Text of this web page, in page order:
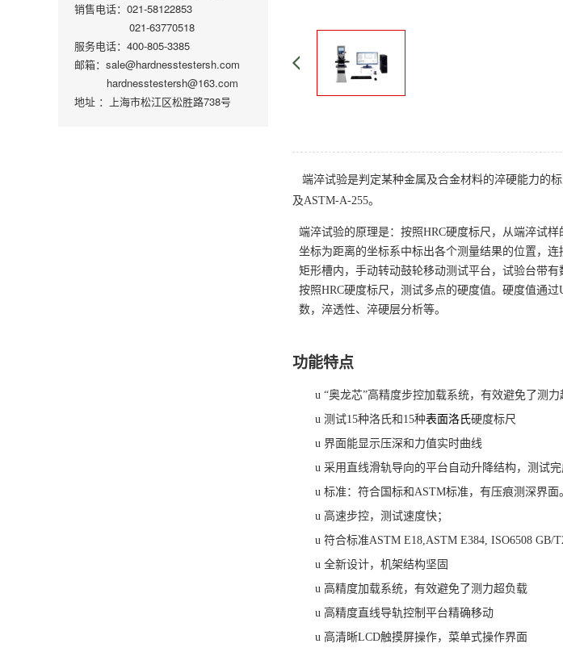
销售电话：021-58122853
021-63770518
服务电话：400-805-3385
邮箱：sale@hardnesstestersh.com
hardnesstestersh@163.com
地址 ：上海市松江区松胜路738号
端淬试验是判定某种金属及合金材料的淬硬能力的标
及ASTM-A-255。
端淬试验的原理是：按照HRC硬度标尺，从端淬试
坐标为距离的坐标系中标出各个测量结果的位置，
矩形槽内，手动转动鼓轮移动测试平台，试验台带
按照HRC硬度标尺，测试多点的硬度值。硬度值通
数，淬透性、淬硬层分析等。
功能特点
u “奥龙芯”高精度步控加载系统， 有效避免了测力
u 测试15种洛氏和15种表面洛氏硬度标尺
u 界面能显示压深和力值实时曲线
u 采用直线滑轨导向的平台自动升降结构， 测试完
u 标准：符合国标和ASTM标准，有压痕测深界面
u 高速步控，测试速度快；
u 符合标准ASTM E18,ASTM E384, ISO6508 GB/
u 全新设计，机架结构坚固
u 高精度加载系统，有效避免了测力超负载
u 高精度直线导轨控制 平台精确移动
u 高清晰LCD触摸屏操作，菜单式操作界面